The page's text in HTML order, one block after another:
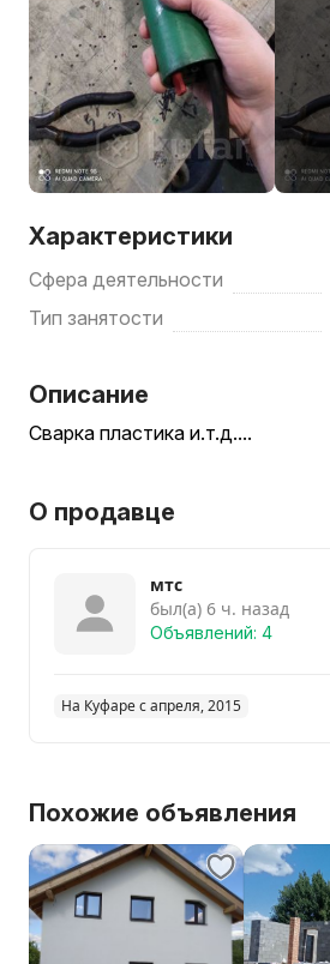
Характеристики
Сфера деятельности
Тип занятости
Описание
Сварка пластика и.т.д....
О продавце
мтс
был(а) 6 ч. назад
Объявлений: 4
На Куфаре с апреля, 2015
Похожие объявления